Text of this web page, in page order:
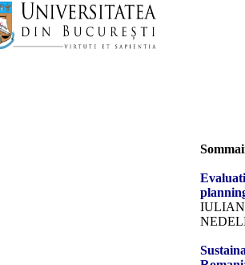
maintenant possible. La revue
reçoit vos articles en langue
etranger et en langue
roumaine.